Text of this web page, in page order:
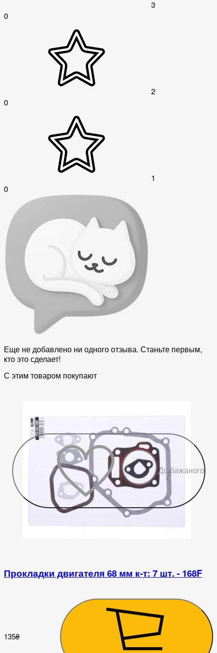
3
0
2
0
1
0
Еще не добавлено ни одного отзыва. Станьте первым,
кто это сделает!
С этим товаром покупают
До бажаного
Прокладки двигателя 68 мм к-т: 7 шт. - 168F
135₴